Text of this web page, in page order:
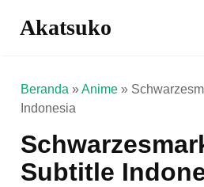
Akatsuko
Beranda »Anime »
Indonesia
Subtitle